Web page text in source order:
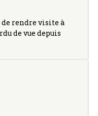
de rendre visite à
de vue depuis